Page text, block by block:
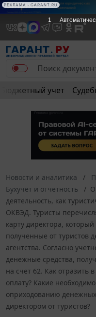
Бюджетный учет
Новости и аналитика
Бухучет и отчетность
деятельность, как
ОКВЭД. Туристы
карту директора,
полученные от туристов
агентства. Согласно
денежные средства,
на счет 62. Как отразить
оплату? Какие
оприходованию
директором от туристов?
1
РЕКЛАМА • GARANT.RU